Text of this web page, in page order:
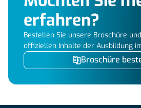
erfahren?
Bestellen Sie unsere Broschüre
offiziellen Inhalte der Ausbildung
Broschüre